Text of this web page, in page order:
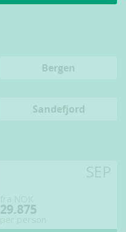
Bergen
Sandefjord
29.875